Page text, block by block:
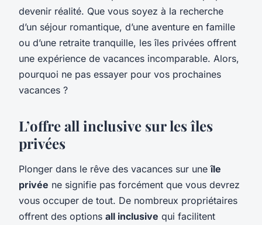
devenir réalité. Que vous soyez à la recherche
d’un séjour romantique, d’une aventure en famille
ou d’une retraite tranquille, les îles privées offrent
une expérience de vacances incomparable. Alors,
pourquoi ne pas essayer pour vos prochaines
vacances ?
L’offre all inclusive sur les îles
privées
Plonger dans le rêve des vacances sur uneîle
privée ne signifie pas forcément que vous devrez
vous occuper de tout. De nombreux propriétaires
offrent des options all inclusive qui facilitent